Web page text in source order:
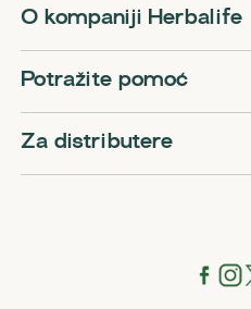
O kompaniji Herbalife
Potražite pomoć
Za distributere